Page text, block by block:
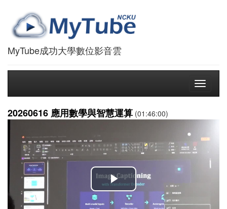
MyTube成功大學數位影音雲
Toggle
20260616 應用數學與智慧運算 (01:46:00)
播